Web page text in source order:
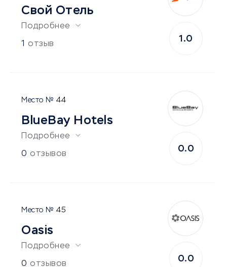
Свой Отель
Подробнее
1 отзыв
1.0
44
BlueBay Hotels
Подробнее
0 отзывов
0.0
45
Oasis
Подробнее
0 отзывов
0.0